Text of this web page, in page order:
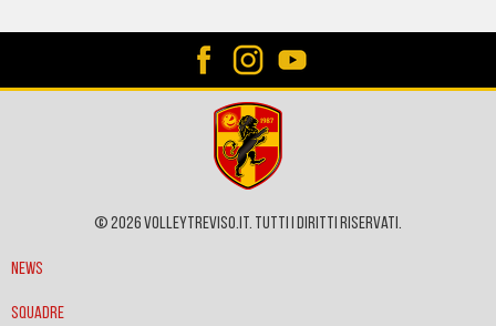
© 2026 VOLLEYTREVISO.IT. Tutti i diritti riservati.
News
Squadre